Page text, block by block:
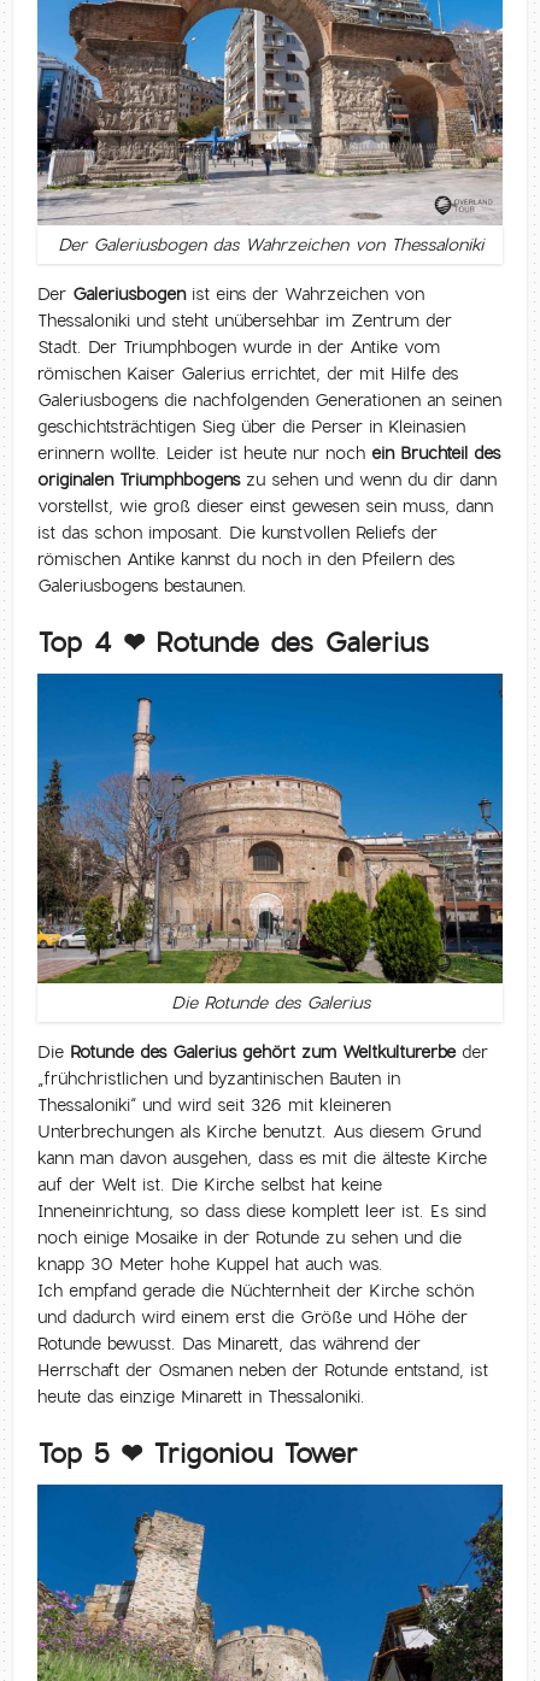
Der Galeriusbogen das Wahrzeichen von Thessaloniki
Der Galeriusbogenist eins der Wahrzeichen von
Thessaloniki und steht unübersehbar im Zentrum der
Stadt. Der Triumphbogen wurde in der Antike vom
römischen Kaiser Galerius errichtet, der mit Hilfe des
Galeriusbogens die nachfolgenden Generationen an seinen
geschichtsträchtigen Sieg über die Perser in Kleinasien
erinnern wollte. Leider ist heute nur nochein Bruchteil des
originalen Triumphbogenszu sehen und wenn du dir dann
vorstellst, wie groß dieser einst gewesen sein muss, dann
ist das schon imposant. Die kunstvollen Reliefs der
römischen Antike kannst du noch in den Pfeilern des
Galeriusbogens bestaunen.
Top 4 ❤ Rotunde des Galerius
Die Rotunde des Galerius
Die Rotunde des Galerius gehört zum Weltkulturerbeder
„frühchristlichen und byzantinischen Bauten in
Thessaloniki“ und wird seit 326 mit kleineren
Unterbrechungen als Kirche benutzt. Aus diesem Grund
kann man davon ausgehen, dass es mit die älteste Kirche
auf der Welt ist. Die Kirche selbst hat keine
Inneneinrichtung, so dass diese komplett leer ist. Es sind
noch einige Mosaike in der Rotunde zu sehen und die
knapp 30 Meter hohe Kuppel hat auch was.
Ich empfand gerade die Nüchternheit der Kirche schön
und dadurch wird einem erst die Größe und Höhe der
Rotunde bewusst. Das Minarett, das während der
Herrschaft der Osmanen neben der Rotunde entstand, ist
heute das einzige Minarett in Thessaloniki.
Top 5 ❤ Trigoniou Tower